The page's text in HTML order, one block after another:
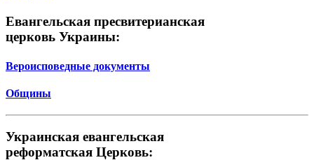
Евангельская пресвитерианская
церковь Украины:
Вероисповедные документы
Общины
Украинская евангельская
реформатская Церковь: